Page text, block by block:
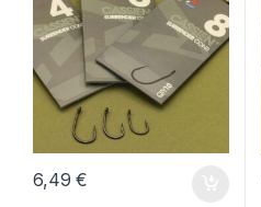
6,49€